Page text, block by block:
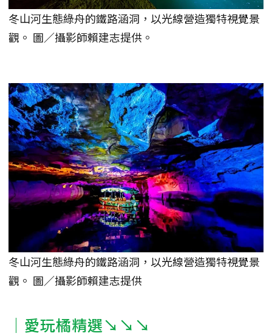
冬山河生態綠舟的鐵路涵洞，以光線營造獨特視覺景
觀。 圖／攝影師賴建志提供。
冬山河生態綠舟的鐵路涵洞，以光線營造獨特視覺景
觀。 圖／攝影師賴建志提供
｜愛玩橘精選↘↘↘